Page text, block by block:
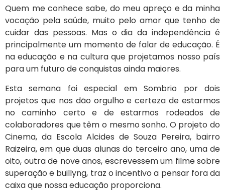
Quem me conhece sabe, do meu apreço e da minha
vocação pela saúde, muito pelo amor que tenho de
cuidar das pessoas. Mas o dia da independência é
principalmente um momento de falar de educação. É
na educação e na cultura que projetamos nosso país
para um futuro de conquistas ainda maiores.
Esta semana foi especial em Sombrio por dois
projetos que nos dão orgulho e certeza de estarmos
no caminho certo e de estarmos rodeados de
colaboradores que têm o mesmo sonho. O projeto do
Cinema, da Escola Alcides de Souza Pereira, bairro
Raizeira, em que duas alunas do terceiro ano, uma de
oito, outra de nove anos, escrevessem um filme sobre
superação e buillyng, traz o incentivo a pensar fora da
caixa que nossa educação proporciona.